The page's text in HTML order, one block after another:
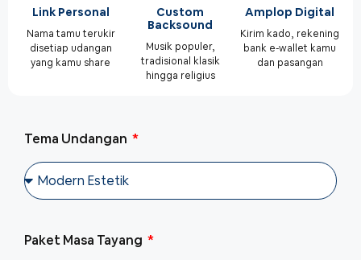
Link Personal
Nama tamu terukir
disetiap udangan
yang kamu share
Custom
Backsound
Musik populer,
tradisional klasik
hingga religius
Amplop Digital
Kirim kado, rekening
bank e-wallet kamu
dan pasangan
Tema Undangan
Paket Masa Tayang